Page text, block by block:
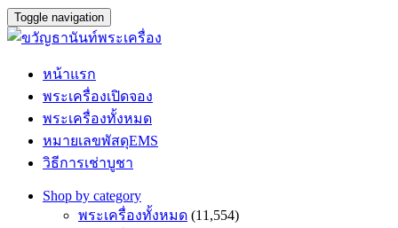
Toggle navigation
หน้าแรก
พระเครื่องเปิดจอง
พระเครื่องทั้งหมด
หมายเลขพัสดุEMS
วิธีการเช่าบูชา
Shop by category
พระเครื่องทั้งหมด (11,554)